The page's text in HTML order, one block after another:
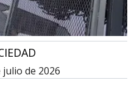
julio de 2026